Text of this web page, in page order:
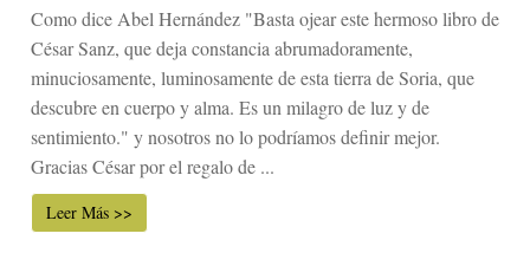
Como dice Abel Hernández "Basta ojear este hermoso libro de
César Sanz, que deja constancia abrumadoramente,
minuciosamente, luminosamente de esta tierra de Soria, que
descubre en cuerpo y alma. Es un milagro de luz y de
sentimiento." y nosotros no lo podríamos definir mejor.
Gracias César por el regalo de ...
Leer Más >>